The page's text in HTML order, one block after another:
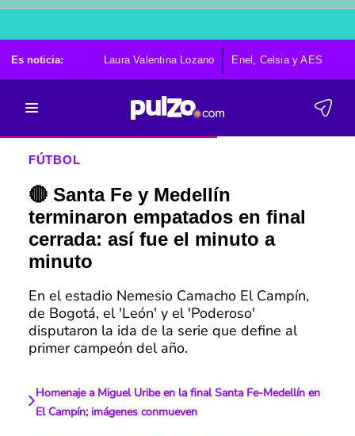
Es noticia: Laura Valentina Lozano Enel, Celsia y AES
FÚTBOL
🔴 Santa Fe y Medellín
terminaron empatados en final
cerrada: así fue el minuto a
minuto
En el estadio Nemesio Camacho El Campín,
de Bogotá, el 'León' y el 'Poderoso'
disputaron la ida de la serie que define al
primer campeón del año.
Homenaje a Miguel Uribe en la final Santa Fe-Medellín en
El Campín; imágenes conmueven